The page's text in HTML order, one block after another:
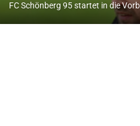
FC Schönberg 95 startet in die